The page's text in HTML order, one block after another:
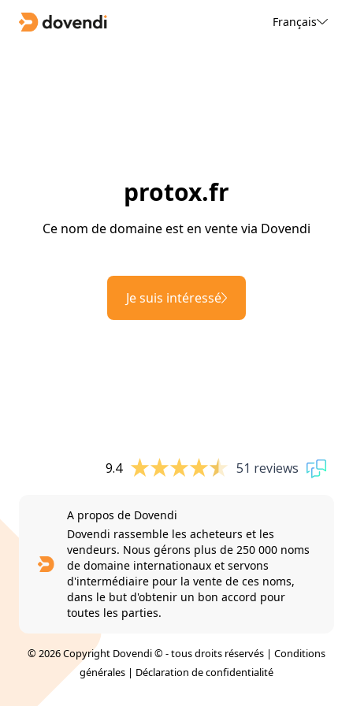
Français
protox.fr
Ce nom de domaine est en vente via Dovendi
Je suis intéressé
9.4 51 reviews
A propos de Dovendi
Dovendi rassemble les acheteurs et les
vendeurs. Nous gérons plus de 250 000 noms
de domaine internationaux et servons
d'intermédiaire pour la vente de ces noms,
dans le but d'obtenir un bon accord pour
toutes les parties.
© 2026 Copyright Dovendi © - tous droits réservés | Conditions
générales | Déclaration de confidentialité